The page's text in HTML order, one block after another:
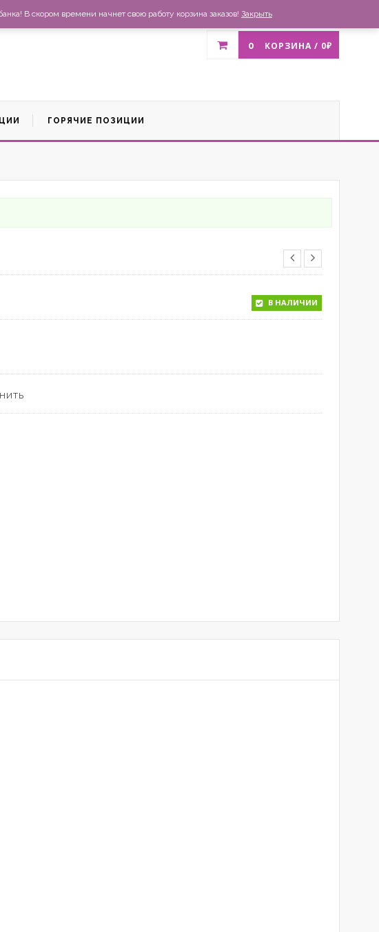
Магазин Доставка и оплата Список желаний
0 КОРЗИНА / 0₽
ГОРЯЧИЕ ПОЗИЦИИ
В НАЛИЧИИ
В скором времени начнет свою работу корзина заказов! Закрыть